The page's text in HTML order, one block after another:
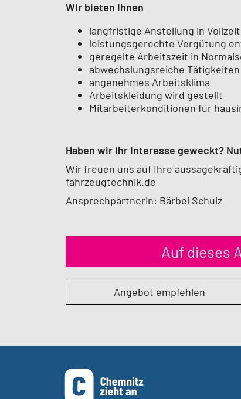
Wir bieten Ihnen
langfristige Anstellung in
leistungsgerechte Vergütung
geregelte Arbeitszeit in
abwechslungsreiche Tätigkeiten
angenehmes Arbeitsklima
Arbeitskleidung wird gestellt
Mitarbeiterkonditionen für
Haben wir Ihr Interesse geweckt?
Wir freuen uns auf Ihre
fahrzeugtechnik.de
Ansprechpartnerin: Bärbel Schulz
Auf dieses
Angebot empfehlen